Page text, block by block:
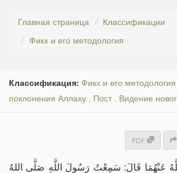
Главная страница
Классификации
Фикх и его методология
Классификация: Фикх и его методология
поклонения Аллаху . Пост. Видение
PDF
عَنْهُمَا قَالَ: سَمِعْتُ رَسُولَ اللَّهِ صَلَّى اللهُ